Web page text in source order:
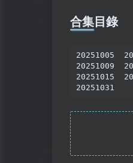
合集目錄
20251005
20251009
20251015
20251031